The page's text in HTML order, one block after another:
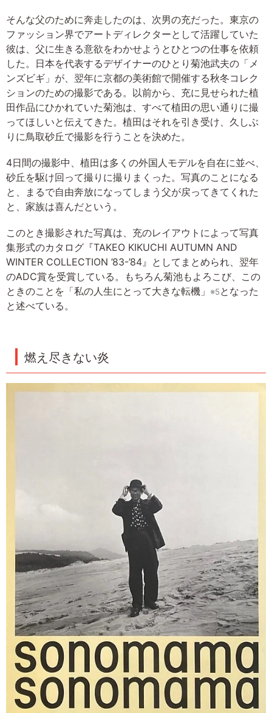
そんな父のために奔走したのは、次男の充だった。東京の
ファッション界でアートディレクターとして活躍していた
彼は、父に生きる意欲をわかせようとひとつの仕事を依頼
した。日本を代表するデザイナーのひとり菊池武夫の「メ
ンズビギ」が、翌年に京都の美術館で開催する秋冬コレク
ションのための撮影である。以前から、充に見せられた植
田作品にひかれていた菊池は、すべて植田の思い通りに撮
ってほしいと伝えてきた。植田はそれを引き受け、久しぶ
りに鳥取砂丘で撮影を行うことを決めた。
4日間の撮影中、植田は多くの外国人モデルを自在に並べ、
砂丘を駆け回って撮りに撮りまくった。写真のことになる
と、まるで自由奔放になってしまう父が戻ってきてくれた
と、家族は喜んだという。
このとき撮影された写真は、充のレイアウトによって写真
集形式のカタログ『TAKEO KIKUCHI AUTUMN AND
WINTER COLLECTION ’83-’84』としてまとめられ、翌年
のADC賞を受賞している。もちろん菊池もよろこび、この
ときのことを「私の人生にとって大きな転機」 ※5となった
と述べている。
燃え尽きない炎